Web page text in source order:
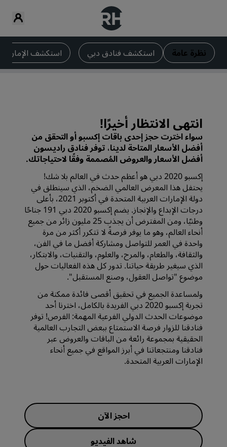
نظرة عامة استكشف فنادق دبي استكشف الإمارات
انتهى الانتظار أخيرًا!
سواء اخترت حجز إحدى باقات إكسبو أو التحقق من
أفضل الأسعار المتاحة لدينا، توفر فنادق راديسون
أفضل الأسعار والعروض المُصممة وفقًا لاحتياجاتك.
إكسبو 2020 دبي هو أعظم حدث في العالم بلا شك!
يحتفل هذا المعرض العالمي الضخم، الذي سينطلق في
دولة الإمارات العربية المتحدة في أكتوبر 2021، بأعلى
درجات الإبداع والإنجاز. يضم إكسبو 2020 دبي 191 جناحًا
وطنيًا، ومن المفترض أن يجذب 25 مليون زائر من جميع
أنحاء العالم، وهو ما يوفر فرصةً لا تتكرر أكثر من مرة
واحدة في العمر للتواصل ومشاركة أفضل ما في الفن،
والثقافة، والطعام، والمرح، والعلوم، والتقنيات، والابتكار،
الذي سيغير طريقة حياتنا. تدور كل هذه الفعاليات حول
موضوع "تواصل العقول، وصنع المستقبل".
ولمساعدة الجميع في تحقيق أقصى فائدة ممكنة من
تجربة إكسبو 2020 دبي الفريدة بالكامل، اخترنا أحد
موضوعات الحدث الدولي الفرعية المهمة: الفرص! توفر
فنادقنا للزوار فرصة الاستمتاع ببعض التجارب العالمية
الحقيقية بمجموعة رائعة من الباقات والعروض عبر
فنادقنا ومنتجعاتنا في أبرز المواقع في جميع أنحاء
الإمارات العربية المتحدة.
احجز الآن
شاهد الفيديو